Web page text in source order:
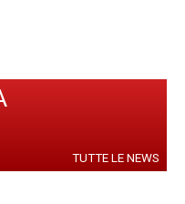
TUTTE LE NEWS